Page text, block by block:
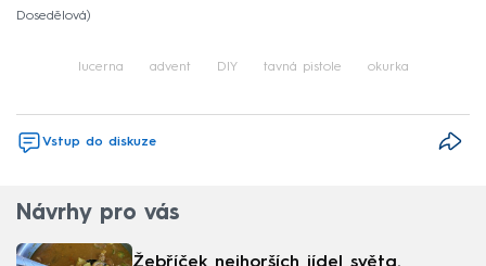
Dosedělová
lucerna advent DIY tavná pistole okurka
Vstup do diskuze
Návrhy pro vás